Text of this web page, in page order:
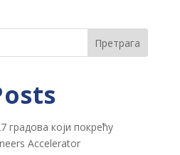
Претрага
градова који покрећу
Accelerator